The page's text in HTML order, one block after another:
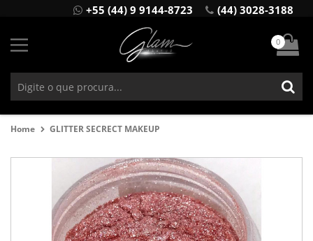
+55 (44) 9 9144-8723 (44) 3028-3188
0
Home GLITTER SECRECT MAKEUP